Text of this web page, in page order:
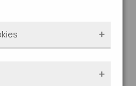
stijgende lijn
maand werden
van maar